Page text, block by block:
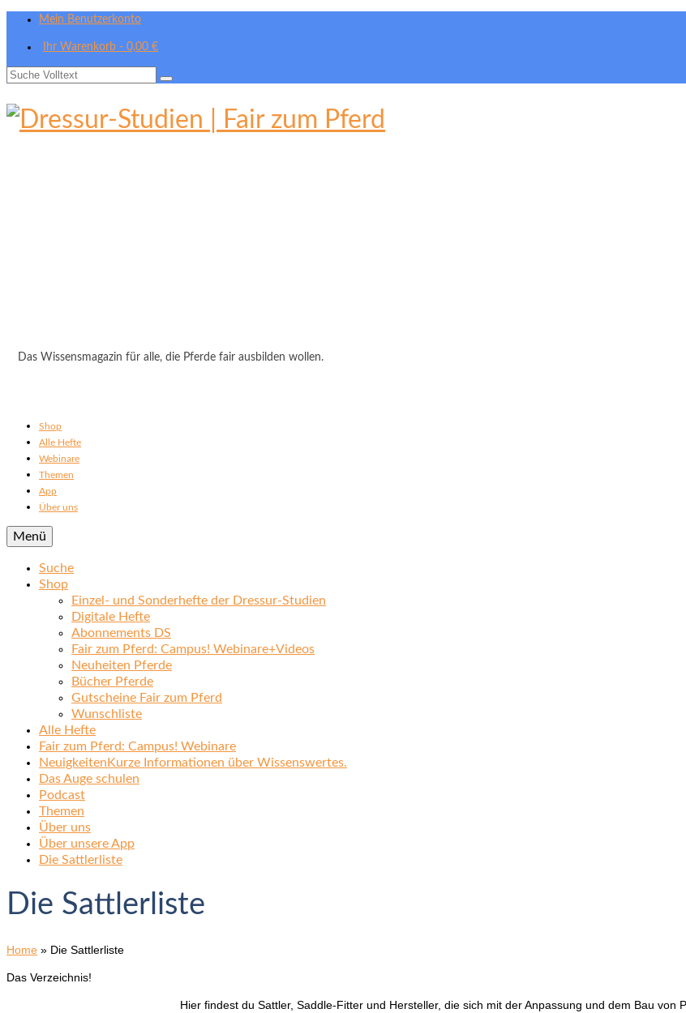
Mein Benutzerkonto
Ihr Warenkorb - 0,00 €
Suche
Das Wissensmagazin für alle, die Pferde fair ausbilden wollen.
Shop
Alle Hefte
Webinare
Themen
App
Über uns
Menü
Suche
Shop
Einzel- und Sonderhefte der Dressur-Studien
Digitale Hefte
Abonnements DS
Fair zum Pferd: Campus! Webinare+Videos
Neuheiten Pferde
Bücher Pferde
Gutscheine Fair zum Pferd
Wunschliste
Alle Hefte
Fair zum Pferd: Campus! Webinare
Neuigkeiten Kurze Informationen über Wissenswertes.
Das Auge schulen
Podcast
Themen
Über uns
Über unsere App
Die Sattlerliste
Die Sattlerliste
Home » Die Sattlerliste
Das Verzeichnis!
Hier findest du Sattler, Saddle-Fitter und Hersteller, die sich mit der Anpassung und dem Bau von